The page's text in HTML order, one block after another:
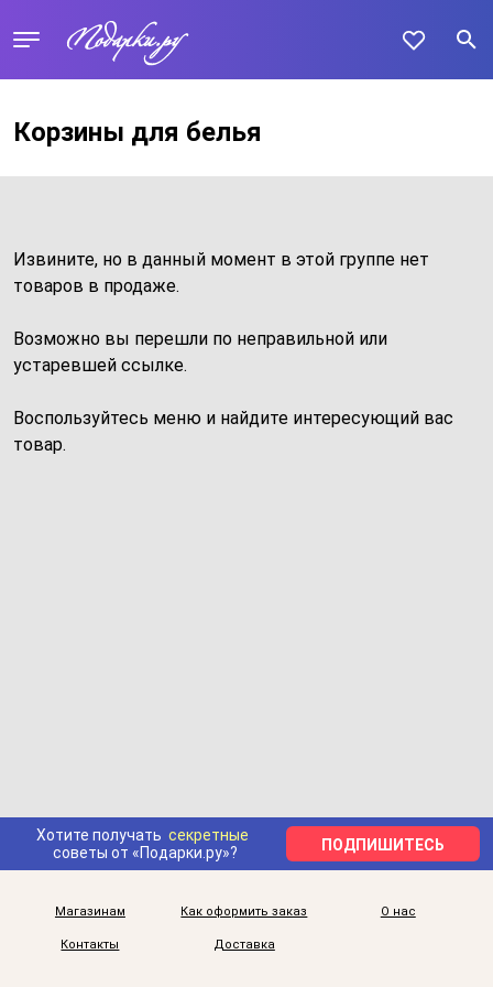
Корзины для белья
Извините, но в данный момент в этой группе нет
товаров в продаже.
Возможно вы перешли по неправильной или
устаревшей ссылке.
Воспользуйтесь меню и найдите интересующий вас
товар.
Хотите получать секретные
советы от «Подарки.ру»?
ПОДПИШИТЕСЬ
Магазинам Как оформить заказ О нас
Контакты Доставка